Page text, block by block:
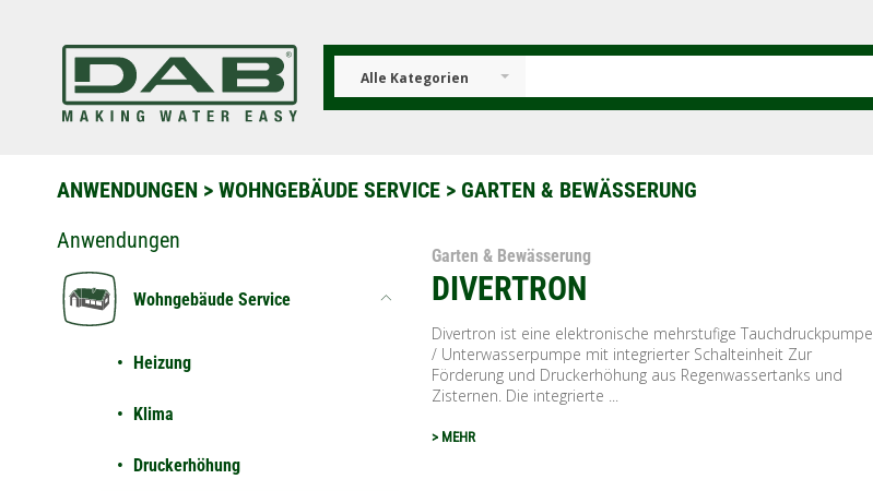
Alle Kategorien
ANWENDUNGEN > WOHNGEBÄUDE SERVICE > GARTEN & BEWÄSSERUNG
Anwendungen
Wohngebäude Service
Heizung
Klima
Druckerhöhung
Garten & Bewässerung
DIVERTRON
Divertron ist eine elektronische mehrstufige Tauchdruckpumpe
/ Unterwasserpumpe mit integrierter Schalteinheit Zur
Förderung und Druckerhöhung aus Regenwassertanks und
Zisternen. Die integrierte ...
> MEHR